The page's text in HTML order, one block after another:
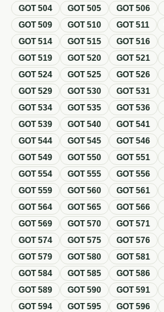
GOT504 GOT505 GOT506
GOT509 GOT510 GOT511
GOT514 GOT515 GOT516
GOT519 GOT520 GOT521
GOT524 GOT525 GOT526
GOT529 GOT530 GOT531
GOT534 GOT535 GOT536
GOT539 GOT540 GOT541
GOT544 GOT545 GOT546
GOT549 GOT550 GOT551
GOT554 GOT555 GOT556
GOT559 GOT560 GOT561
GOT564 GOT565 GOT566
GOT569 GOT570 GOT571
GOT574 GOT575 GOT576
GOT579 GOT580 GOT581
GOT584 GOT585 GOT586
GOT589 GOT590 GOT591
GOT594 GOT595 GOT596